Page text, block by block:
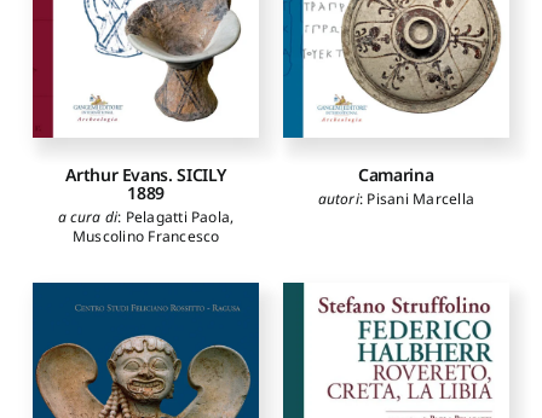
Arthur Evans. SICILY
1889
a cura di: Pelagatti Paola,
Muscolino Francesco
Camarina
autori: Pisani Marcella